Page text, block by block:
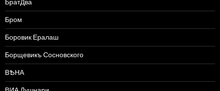
БратДва
Бром
Боровик Ералаш
Борщевикъ Сосновского
ВѢНА